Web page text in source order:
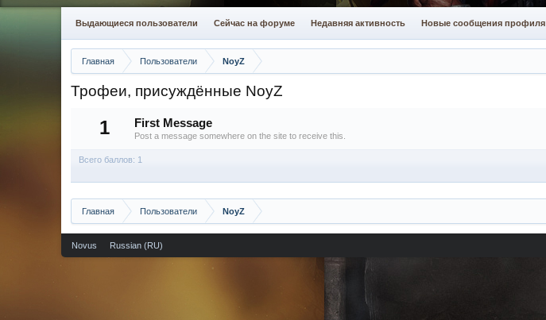
Главная Пользователи NoyZ
Трофеи, присуждённые NoyZ
1 First Message
Post a message somewhere on the site to receive this.
Всего баллов: 1
Главная Пользователи NoyZ
Выдающиеся пользователи Сейчас на форуме Недавняя активность Новые сообщения профиля
Novus Russian (RU)